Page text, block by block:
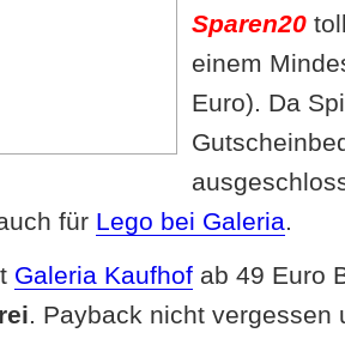
Sparen20
einem
Euro). Da
für Lego bei Galeria.
Galeria Kaufhof ab 49 Euro
. Payback nicht vergessen